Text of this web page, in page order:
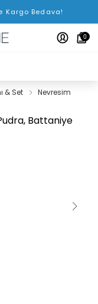
Kargo Bedava!
0
& Set
Nevresim